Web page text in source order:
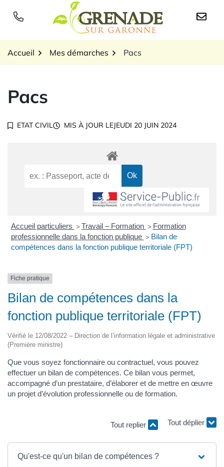
Logo Grenade sur
Accueil Mes démarches Pacs
Pacs
ETAT CIVIL MIS À JOUR LEJEUDI 20 JUIN 2024
Accueil particuliers > Travail – Formation > Formation
professionnelle dans la fonction publique > Bilan de
compétences dans la fonction publique territoriale (FPT)
Fiche pratique
Bilan de compétences dans la
fonction publique territoriale (FPT)
Vérifié le 12/08/2022 – Direction de l’information légale et administrative
(Première ministre)
Que vous soyez fonctionnaire ou contractuel, vous pouvez
effectuer un bilan de compétences. Ce bilan vous permet,
accompagné d’un prestataire, d’élaborer et de mettre en œuvre
un projet d’évolution professionnelle ou de formation.
Tout replier Tout déplier
Qu'est-ce qu'un bilan de compétences ?